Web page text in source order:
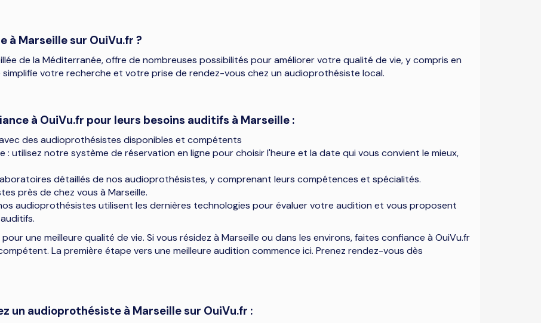
à Marseille sur OuiVu.fr ?
de la Méditerranée, offre de nombreuses possibilités pour améliorer votre qualité de vie, y compris en
votre recherche et votre prise de rendez-vous chez un audioprothésiste local.
à OuiVu.fr pour leurs besoins auditifs à Marseille :
des audioprothésistes disponibles et compétents
utilisez notre système de réservation en ligne pour choisir l'heure et la date qui vous convient le mieux,
détaillés de nos audioprothésistes, y comprenant leurs compétences et spécialités.
près de chez vous à Marseille.
audioprothésistes utilisent les dernières technologies pour évaluer votre audition et vous proposent
une meilleure qualité de vie. Si vous résidez à Marseille ou dans les environs, faites confiance à OuiVu.fr
La première étape vers une meilleure audition commence ici. Prenez rendez-vous dès
un audioprothésiste à Marseille sur OuiVu.fr :